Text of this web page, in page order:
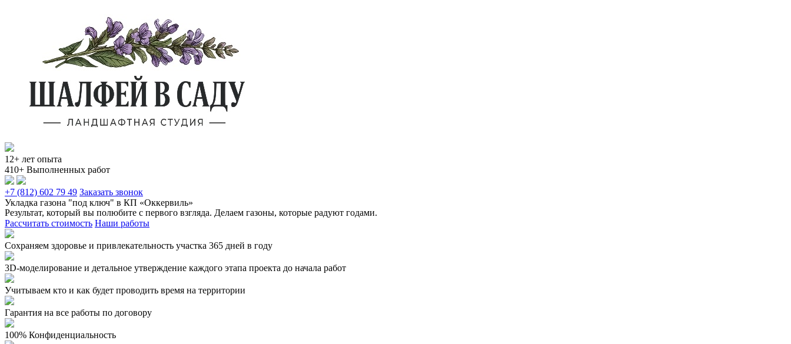
12+ лет опыта
410+ Выполненных работ
+7 (812) 602 79 49 Заказать звонок
Укладка газона "под ключ" в КП «Оккервиль»
Результат, который вы полюбите с первого взгляда. Делаем газоны, которые радуют годами.
Рассчитать стоимость Наши работы
Сохраняем здоровье и привлекательность участка 365 дней в году
3D-моделирование и детальное утверждение каждого этапа проекта до начала работ
Учитываем кто и как будет проводить время на территории
Гарантия на все работы по договору
100% Конфиденциальность